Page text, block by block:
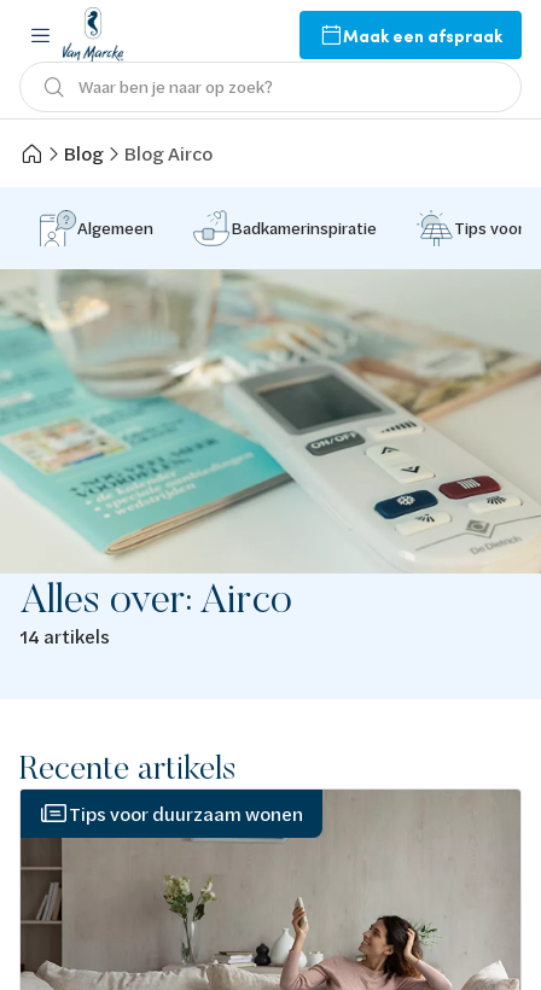
Maak een afspraak
Waar ben je naar op zoek?
Blog Blog Airco
Algemeen Badkamerinspiratie Tips voor
Alles over: Airco
14 artikels
Recente artikels
Tips voor duurzaam wonen